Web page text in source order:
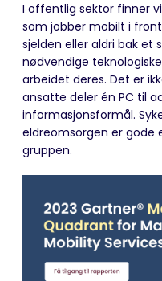
I offentlig sektor finner
som jobber mobilt i
sjelden eller aldri bak et
nødvendige
arbeidet deres. Det er
ansatte deler én PC til
informasjonsformål.
eldreomsorgen er gode
gruppen.